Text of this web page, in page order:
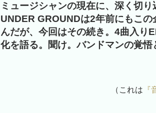
ミュージシャンの現在に、深く切
UNDER GROUNDは2年前にもこ
んだが、今回はその続き。4曲入り
化を語る。聞け。バンドマンの覚悟
（これは